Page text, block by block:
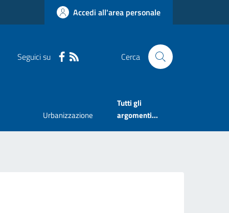
Accedi all'area personale
Seguici su Cerca
Urbanizzazione
Tutti gli
argomenti...